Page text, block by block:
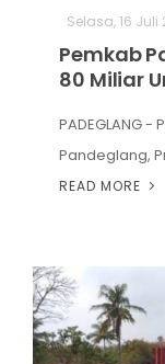
Selasa, 16 Juli
Pemkab
80 Miliar
PADEGLANG
Pandeglang,
READ MORE